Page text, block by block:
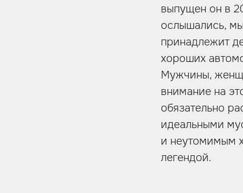
выпущен он в
ослышались,
принадлежит
хороших
Мужчины,
внимание на
обязательно
идеальными
и неутомимым
легендой.